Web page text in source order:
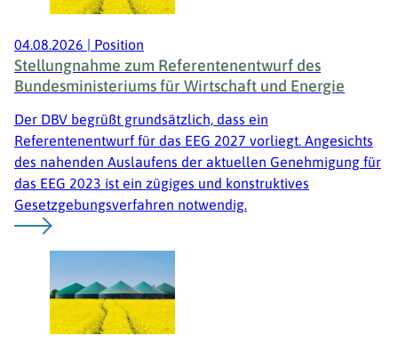
04.08.2026 | Position
Stellungnahme zum Referentenentwurf des
Bundesministeriums für Wirtschaft und Energie
Der DBV begrüßt grundsätzlich, dass ein
Referentenentwurf für das EEG 2027 vorliegt. Angesichts
des nahenden Auslaufens der aktuellen Genehmigung für
das EEG 2023 ist ein zügiges und konstruktives
Gesetzgebungsverfahren notwendig.